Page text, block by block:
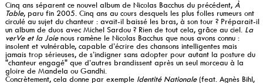
Cinq ans séparent ce nouvel album de Nicolas Bacchus du précédent,À
Table, paru fin 2005. Cinq ans au cours desquels les plus folles rumeurs ont
circulé au sujet du chanteur : avait-il baissé les bras, à son tour ? Préparait-il
un album de duos avec Michel Sardou ? Rien de tout cela, grâce au ciel. La
verVe et la Joienous ramène le Nicolas Bacchus que nous avons connu :
insolent et vulnérable, capable d’écrire des chansons intelligentes mais
jamais trop sérieuses, de s’indigner sans adopter pour autant la posture du
"chanteur engagé" que d’autres brandissent après un seul morceau à la
gloire de Mandela ou Gandhi.
Concrètement, cela donne par exemple Identité Nationale(feat. Agnès Bihl,